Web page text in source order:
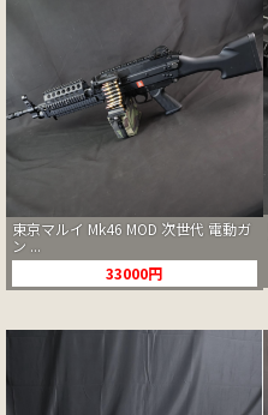
東京マルイ Mk46 MOD 次世代 電動ガ
ン ...
33000円